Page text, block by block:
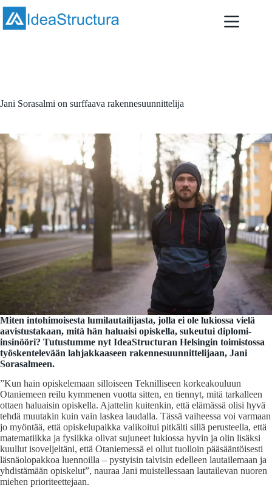
Skip
content
Jani Sorasalmi on surffaava rakennesuunnittelija
Miten intohimoisesta lumilautailijasta, jolla ei ole lukiossa vielä
aavistustakaan, mitä hän haluaisi opiskella, sukeutui diplomi-
insinööri? Tutustumme nyt IdeaStructuran Helsingin toimistossa
työskentelevään lahjakkaaseen rakennesuunnittelijaan, Jani
Sorasalmeen.
”Kun hain opiskelemaan silloiseen Teknilliseen korkeakouluun
Otaniemeen reilu kymmenen vuotta sitten, en tiennyt, mitä tarkalleen
ottaen haluaisin opiskella. Ajattelin kuitenkin, että elämässä olisi hyvä
tehdä muutakin kuin vain laskea laudalla. Tässä vaiheessa voi varmaan
jo myöntää, että opiskelupaikka valikoitui pitkälti sillä perusteella, että
matematiikka ja fysiikka olivat sujuneet lukiossa hyvin ja olin lisäksi
kuullut isoveljeltäni, että Otaniemessä ei ollut tuolloin pääsääntöisesti
läsnäolopakkoa luennoilla – pystyisin talvisin edelleen lautailemaan ja
yhdistämään opiskelut”, nauraa Jani muistellessaan lautailevan nuoren
miehen prioriteettejaan.